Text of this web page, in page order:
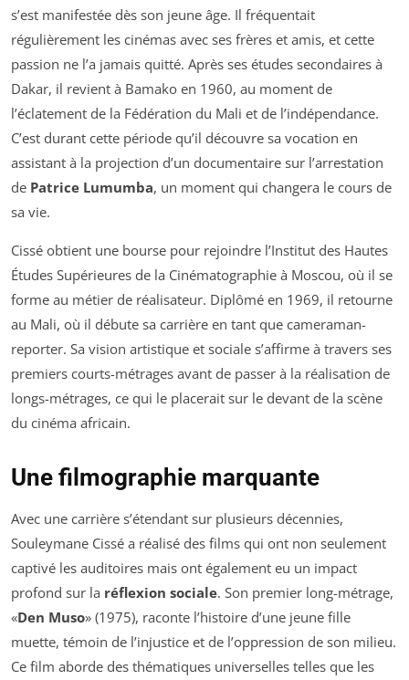
s’est manifestée dès son jeune âge. Il fréquentait
régulièrement les cinémas avec ses frères et amis, et cette
passion ne l’a jamais quitté. Après ses études secondaires à
Dakar, il revient à Bamako en 1960, au moment de
l’éclatement de la Fédération du Mali et de l’indépendance.
C’est durant cette période qu’il découvre sa vocation en
assistant à la projection d’un documentaire sur l’arrestation
de Patrice Lumumba, un moment qui changera le cours de
sa vie.
Cissé obtient une bourse pour rejoindre l’Institut des Hautes
Études Supérieures de la Cinématographie à Moscou, où il se
forme au métier de réalisateur. Diplômé en 1969, il retourne
au Mali, où il débute sa carrière en tant que cameraman-
reporter. Sa vision artistique et sociale s’affirme à travers ses
premiers courts-métrages avant de passer à la réalisation de
longs-métrages, ce qui le placerait sur le devant de la scène
du cinéma africain.
Une filmographie marquante
Avec une carrière s’étendant sur plusieurs décennies,
Souleymane Cissé a réalisé des films qui ont non seulement
captivé les auditoires mais ont également eu un impact
profond sur la réflexion sociale. Son premier long-métrage,
«Den Muso» (1975), raconte l’histoire d’une jeune fille
muette, témoin de l’injustice et de l’oppression de son milieu.
Ce film aborde des thématiques universelles telles que les